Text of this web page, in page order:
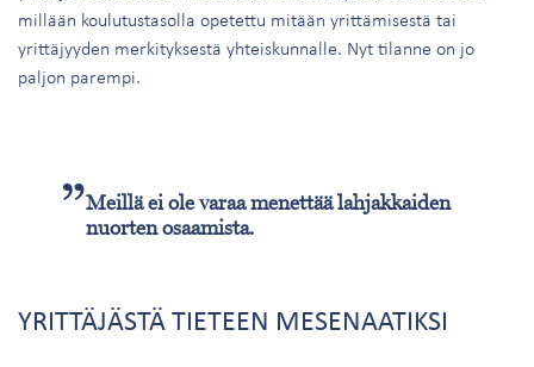
millään koulutustasolla opetettu mitään yrittämisestä tai
yrittäjyyden merkityksestä yhteiskunnalle. Nyt tilanne on jo
paljon parempi.
Meillä ei ole varaa menettää lahjakkaiden
nuorten osaamista.
YRITTÄJÄSTÄ TIETEEN MESENAATIKSI